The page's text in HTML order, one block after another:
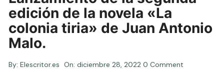
edición de la novela «La
colonia tiria» de Juan Antonio
Malo.
By: Elescritor.es On:diciembre 28, 2022 0 Comment